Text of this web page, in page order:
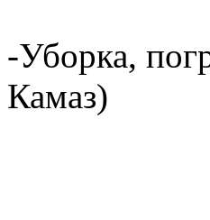
-Уборка,
Камаз)